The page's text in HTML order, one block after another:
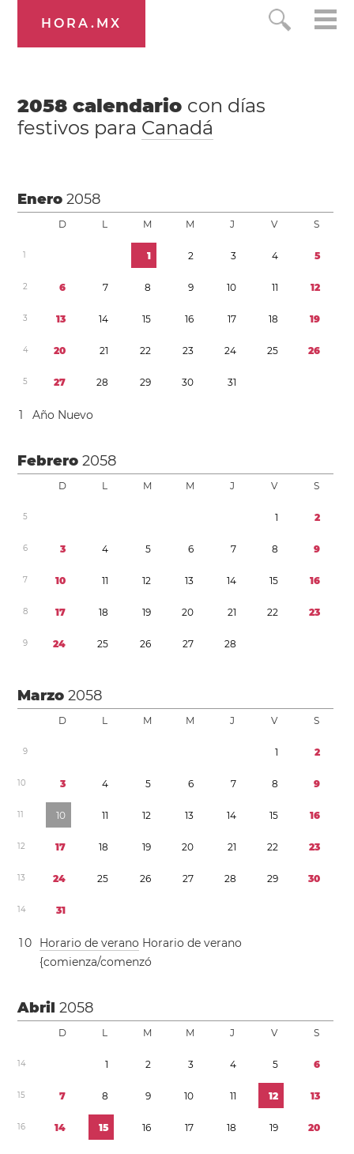
HORA.MX
2058 calendario con días
festivos para Canadá
Enero2058
D L M M J V S
1 1 2 3 4 5
2 6 7 8 9 10 11 12
3 13 14 15 16 17 18 19
4 20 21 22 23 24 25 26
5 27 28 29 30 31
1 Año Nuevo
Febrero2058
D L M M J V S
5 1 2
6 3 4 5 6 7 8 9
7 10 11 12 13 14 15 16
8 17 18 19 20 21 22 23
9 24 25 26 27 28
Marzo2058
D L M M J V S
9 1 2
10 3 4 5 6 7 8 9
11 10 11 12 13 14 15 16
12 17 18 19 20 21 22 23
13 24 25 26 27 28 29 30
14 31
10 Horario de verano Horario de verano
{comienza/comenzó
Abril2058
D L M M J V S
14 1 2 3 4 5 6
15 7 8 9 10 11 12 13
16 14 15 16 17 18 19 20